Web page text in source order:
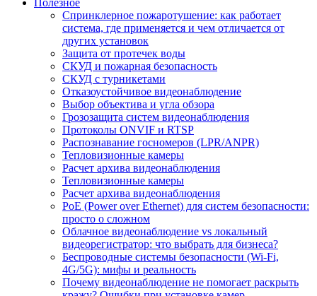
Полезное
Спринклерное пожаротушение: как работает
система, где применяется и чем отличается от
других установок
Защита от протечек воды
СКУД и пожарная безопасность
СКУД с турникетами
Отказоустойчивое видеонаблюдение
Выбор объектива и угла обзора
Грозозащита систем видеонаблюдения
Протоколы ONVIF и RTSP
Распознавание госномеров (LPR/ANPR)
Тепловизионные камеры
Расчет архива видеонаблюдения
Тепловизионные камеры
Расчет архива видеонаблюдения
PoE (Power over Ethernet) для систем безопасности:
просто о сложном
Облачное видеонаблюдение vs локальный
видеорегистратор: что выбрать для бизнеса?
Беспроводные системы безопасности (Wi-Fi,
4G/5G): мифы и реальность
Почему видеонаблюдение не помогает раскрыть